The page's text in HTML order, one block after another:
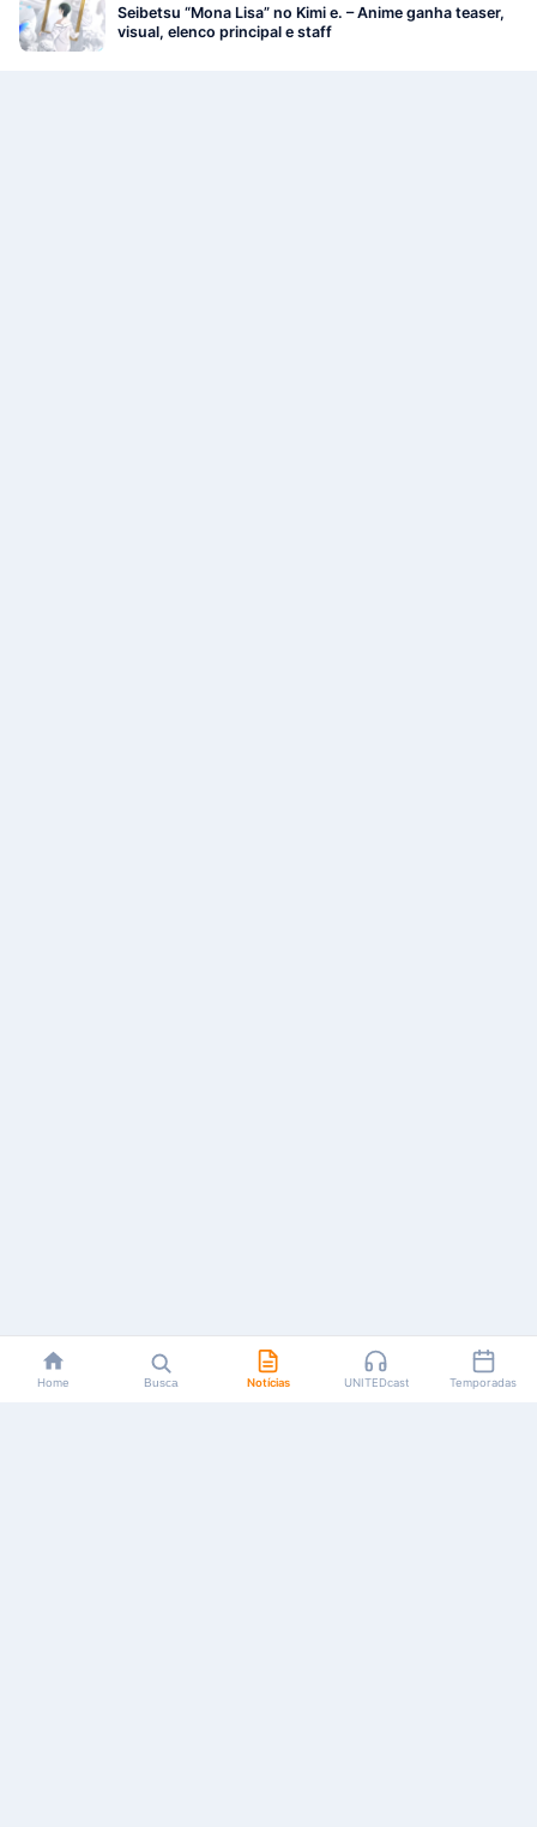
Seibetsu “Mona Lisa” no Kimi e. – Anime ganha teaser,
visual, elenco principal e staff
Home Busca Notícias UNITEDcast Temporadas